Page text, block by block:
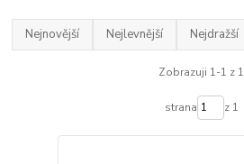
Nejnovější Nejlevnější Nejdražší
Zobrazuji 1-1 z 1
strana z 1